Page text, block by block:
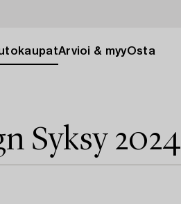
Arvioi & myyOsta
Syksy 2024